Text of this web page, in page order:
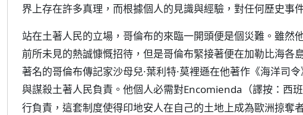
界上存在許多真理，而根據個人的見識與經驗，對任何歷史事
站在土著人民的立場，哥倫布的來臨一開頭便是個災難。雖然
前所未見的熱誠慷慨招待，但是哥倫布緊接著便在加勒比海各
著名的哥倫布傳記家沙母兒·葉利特·莫裡遜在他著作《海洋司
與謀殺土著人民負責。他個人必需對Encomienda（譯按：西
行負責，這套制度使得印地安人在自己的土地上成為歐洲掠奪